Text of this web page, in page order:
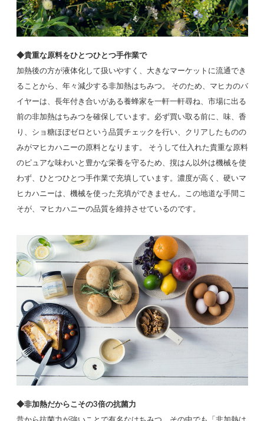
◆貴重な原料をひとつひとつ手作業で
加熱後の方が液体化して扱いやすく、大きなマーケットに流通でき
ることから、年々減少する非加熱はちみつ。 そのため、マヒカのバ
イヤーは、長年付き合いがある養蜂家を一軒一軒尋ね、市場に出る
前の非加熱はちみつを確保しています。必ず買い取る前に、味、香
り、ショ糖ほぼゼロという品質チェックを行い、クリアしたものの
みがマヒカハニーの原料となります。 そうして仕入れた貴重な原料
のピュアな味わいと豊かな栄養を守るため、撹はん以外は機械を使
わず、ひとつひとつ手作業で充填しています。濃度が高く、硬いマ
ヒカハニーは、機械を使った充填ができません。この地道な手間こ
そが、マヒカハニーの品質を維持させているのです。
◆非加熱だからこその3倍の抗菌力